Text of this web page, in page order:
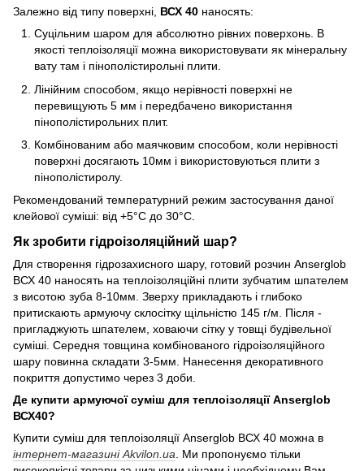
Залежно від типу поверхні, ВСХ 40 наносять:
Суцільним шаром для абсолютно рівних поверхонь. В
якості теплоізоляції можна використовувати як мінеральну
вату там і пінополістирольні плити.
Лінійним способом, якщо нерівності поверхні не
перевищують 5 мм і передбачено використання
пінополістирольних плит.
Комбінованим або маячковим способом, коли нерівності
поверхні досягають 10мм і використовуються плити з
пінополістиролу.
Рекомендований температурний режим застосування даної
клейової суміші: від +5°С до 30°С.
Як зробити гідроізоляційний шар?
Для створення гідрозахисного шару, готовий розчин Anserglob
ВСХ 40 наносять на теплоізоляційні плити зубчатим шпателем
з висотою зуба 8-10мм. Зверху прикладають і глибоко
притискають армуючу склосітку щільністю 145 г/м. Після -
пригладжують шпателем, ховаючи сітку у товщі будівельної
суміші. Середня товщина комбінованого гідроізоляційного
шару повинна складати 3-5мм. Нанесення декоративного
покриття допустимо через 3 доби.
Де купити армуючої суміш для теплоізоляції Anserglob
ВСХ40?
Купити суміш для теплоізоляції Anserglob ВСХ 40 можна в
інтернет-магазині Akvilon.ua . Ми пропонуємо тільки